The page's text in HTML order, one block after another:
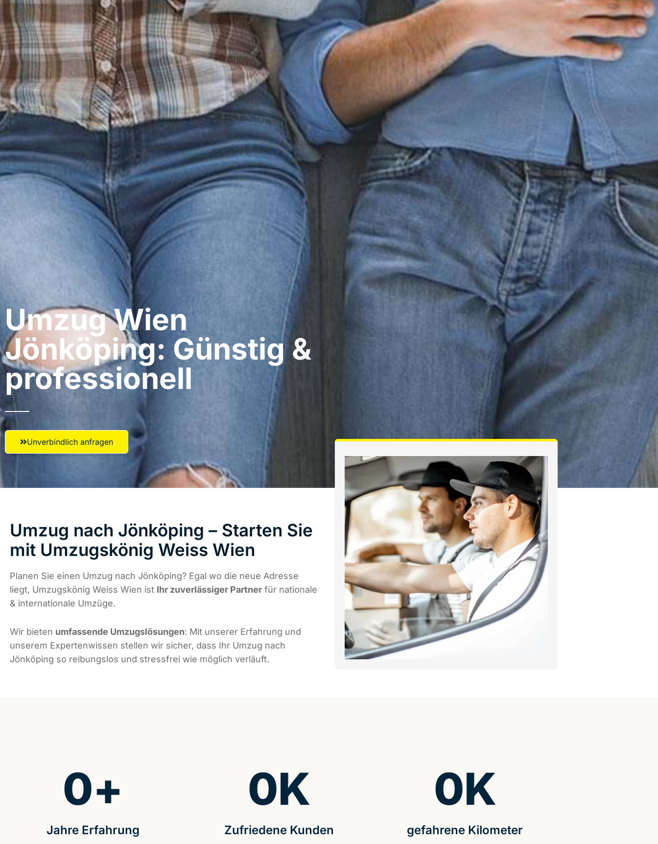
Umzug Wien​
Jönköping: Günstig &
professionell​
Unverbindlich anfragen
Umzug nach Jönköping – Starten Sie
mit Umzugskönig Weiss Wien
Planen Sie einen Umzug nach Jönköping? Egal wo die neue Adresse
liegt, Umzugskönig Weiss Wien ist Ihr zuverlässiger Partner für nationale
& internationale Umzüge.
Wir bieten umfassende Umzugslösungen: Mit unserer Erfahrung und
unserem Expertenwissen stellen wir sicher, dass Ihr Umzug nach
Jönköping so reibungslos und stressfrei wie möglich verläuft.
Jahre Erfahrung
0+
Zufriedene Kunden
0K
gefahrene Kilometer
0K